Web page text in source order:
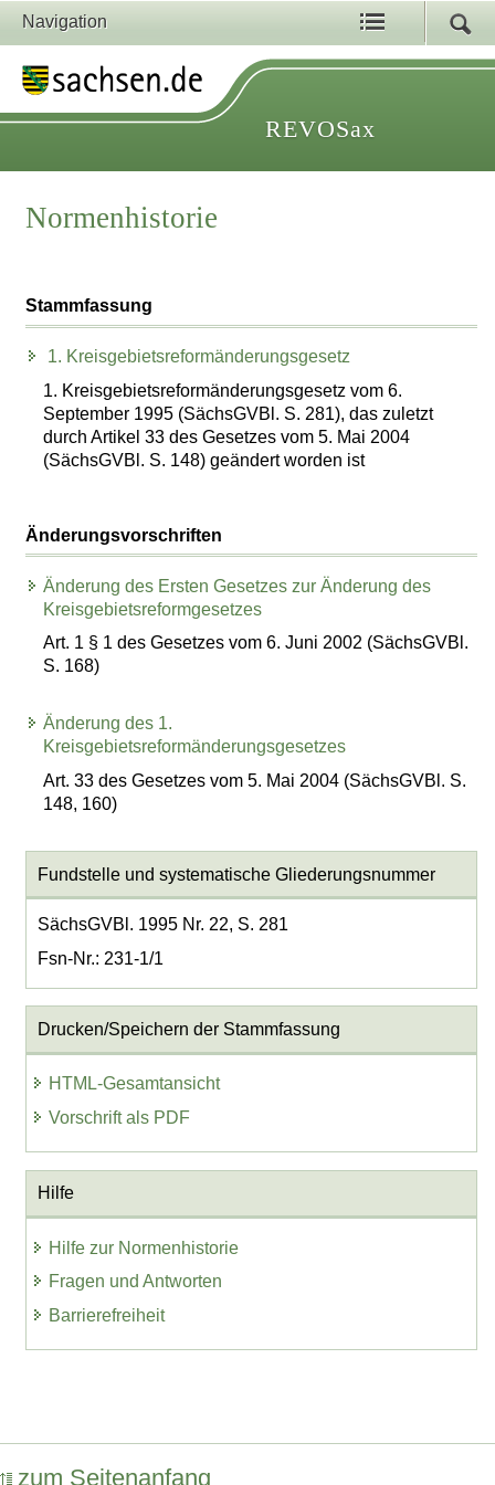
Navigation
REVOSax
Normenhistorie
Stammfassung
1. Kreisgebietsreformänderungsgesetz
1. Kreisgebietsreformänderungsgesetz vom 6.
September 1995 (SächsGVBl. S. 281), das zuletzt
durch Artikel 33 des Gesetzes vom 5. Mai 2004
(SächsGVBl. S. 148) geändert worden ist
Änderungsvorschriften
Änderung des Ersten Gesetzes zur Änderung des
Kreisgebietsreformgesetzes
Art. 1 § 1 des Gesetzes vom 6. Juni 2002 (SächsGVBl.
S. 168)
Änderung des 1.
Kreisgebietsreformänderungsgesetzes
Art. 33 des Gesetzes vom 5. Mai 2004 (SächsGVBl. S.
148, 160)
Fundstelle und systematische Gliederungsnummer
SächsGVBl. 1995 Nr. 22, S. 281
Fsn-Nr.: 231-1/1
Drucken/Speichern der Stammfassung
HTML-Gesamtansicht
Vorschrift als PDF
Hilfe
Hilfe zur Normenhistorie
Fragen und Antworten
Barrierefreiheit
zum Seitenanfang